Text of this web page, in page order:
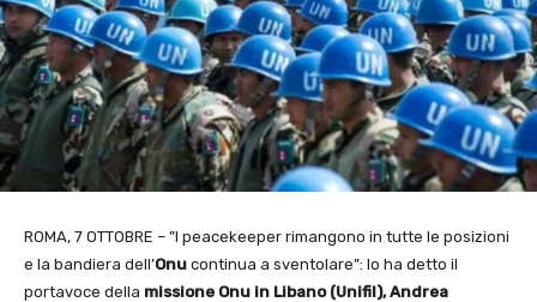
ROMA, 7 OTTOBRE – ”I peacekeeper rimangono in tutte le posizioni
e la bandiera dell’Onu continua a sventolare”: lo ha detto il
portavoce della missione Onu in Libano (Unifil), Andrea